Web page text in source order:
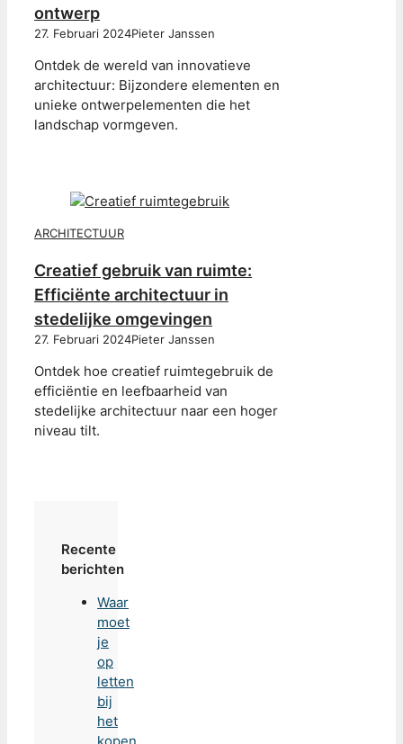
ontwerp
27. Februari 2024Pieter Janssen
Ontdek de wereld van innovatieve
architectuur: Bijzondere elementen en
unieke ontwerpelementen die het
landschap vormgeven.
ARCHITECTUUR
Creatief gebruik van ruimte:
Efficiënte architectuur in
stedelijke omgevingen
27. Februari 2024Pieter Janssen
Ontdek hoe creatief ruimtegebruik de
efficiëntie en leefbaarheid van
stedelijke architectuur naar een hoger
niveau tilt.
Recente
berichten
Waar
moet
je
op
letten
bij
het
kopen